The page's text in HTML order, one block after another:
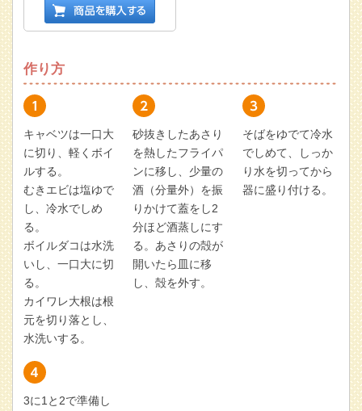
作り方
キャベツは一口大
に切り、軽くボイ
ルする。
むきエビは塩ゆで
し、冷水でしめ
る。
ボイルダコは水洗
いし、一口大に切
る。
カイワレ大根は根
元を切り落とし、
水洗いする。
砂抜きしたあさり
を熱したフライパ
ンに移し、少量の
酒（分量外）を振
りかけて蓋をし2
分ほど酒蒸しにす
る。あさりの殻が
開いたら皿に移
し、殻を外す。
そばをゆでて冷水
でしめて、しっか
り水を切ってから
器に盛り付ける。
3に1と2で準備し